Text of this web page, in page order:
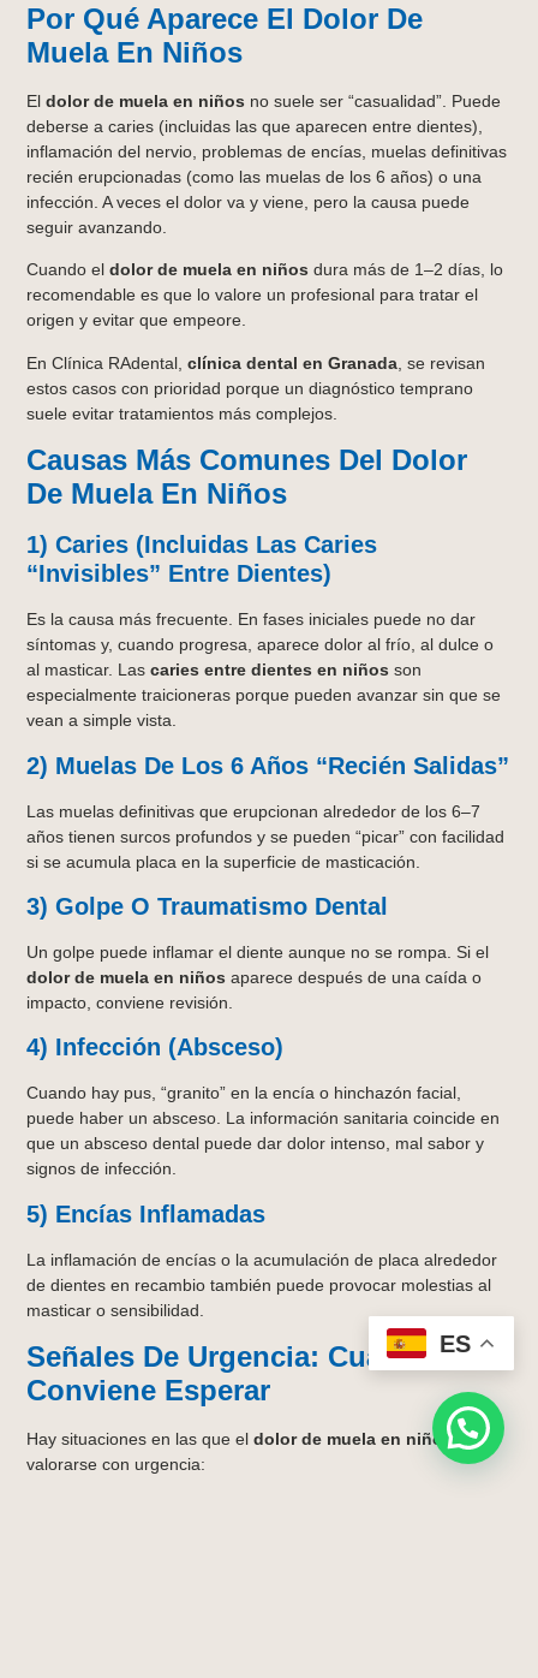
Por Qué Aparece El Dolor De
Muela En Niños
Eldolor de muela en niños no suele ser “casualidad”. Puede
deberse a caries (incluidas las que aparecen entre dientes),
inflamación del nervio, problemas de encías, muelas definitivas
recién erupcionadas (como las muelas de los 6 años) o una
infección. A veces el dolor va y viene, pero la causa puede
seguir avanzando.
Cuando eldolor de muela en niños dura más de 1–2 días, lo
recomendable es que lo valore un profesional para tratar el
origen y evitar que empeore.
En Clínica RAdental,clínica dental en Granada , se revisan
estos casos con prioridad porque un diagnóstico temprano
suele evitar tratamientos más complejos.
Causas Más Comunes Del Dolor
De Muela En Niños
1) Caries (incluidas Las Caries
“invisibles” Entre Dientes)
Es la causa más frecuente. En fases iniciales puede no dar
síntomas y, cuando progresa, aparece dolor al frío, al dulce o
al masticar. Lascaries entre dientes en niños son
especialmente traicioneras porque pueden avanzar sin que se
vean a simple vista.
2) Muelas De Los 6 Años “recién Salidas”
Las muelas definitivas que erupcionan alrededor de los 6–7
años tienen surcos profundos y se pueden “picar” con facilidad
si se acumula placa en la superficie de masticación.
3) Golpe O Traumatismo Dental
Un golpe puede inflamar el diente aunque no se rompa. Si el
dolor de muela en niños aparece después de una caída o
impacto, conviene revisión.
4) Infección (absceso)
Cuando hay pus, “granito” en la encía o hinchazón facial,
puede haber un absceso. La información sanitaria coincide en
que un absceso dental puede dar dolor intenso, mal sabor y
signos de infección.
5) Encías Inflamadas
La inflamación de encías o la acumulación de placa alrededor
de dientes en recambio también puede provocar molestias al
masticar o sensibilidad.
Señales De Urgencia: Cuándo No
Conviene Esperar
Hay situaciones en las que eldolor de muela en niñosdebe
valorarse con urgencia:
ES